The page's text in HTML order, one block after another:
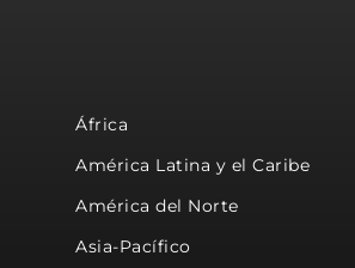
África
América Latina y el Caribe
América del Norte
Asia-Pacífico